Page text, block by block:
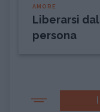
AMORE
Liberarsi
persona